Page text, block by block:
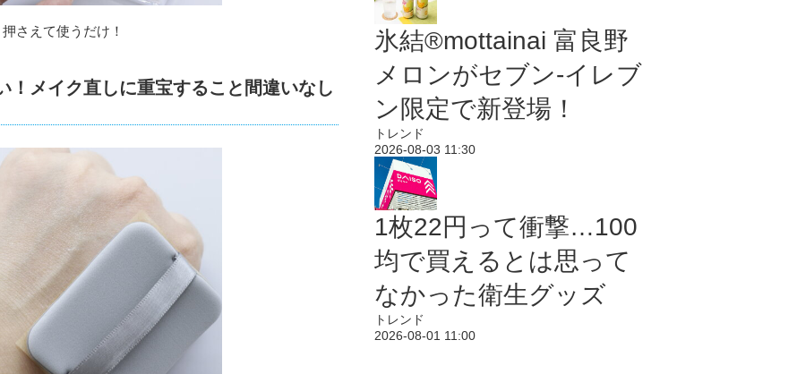
さえて使うだけ！
！メイク直しに重宝すること間違いなし
氷結®mottainai 富良野
メロンがセブン‐イレブ
ン限定で新登場！
トレンド
2026-08-03 11:30
1枚22円って衝撃…100
均で買えるとは思って
なかった衛生グッズ
トレンド
2026-08-01 11:00